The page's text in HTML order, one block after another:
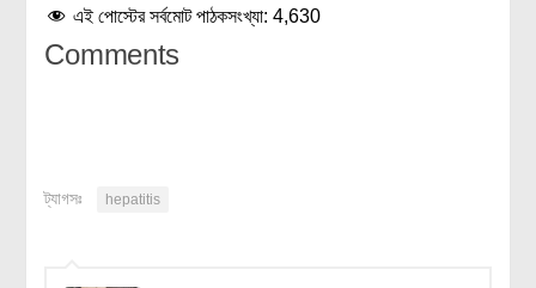
এই পোস্টের সর্বমোট পাঠকসংখ্যা:4,630
Comments
ট্যাগসঃ hepatitis